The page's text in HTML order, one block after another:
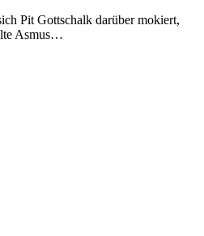
Pit Gottschalk darüber mokiert,
Asmus…